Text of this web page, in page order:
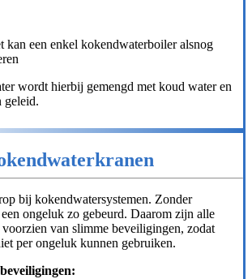
kan een enkel kokendwaterboiler alsnog
wordt hierbij gemengd met koud water en
geleid.
bij kokendwatersystemen. Zonder
ongeluk zo gebeurd. Daarom zijn alle
van slimme beveiligingen, zodat
per ongeluk kunnen gebruiken.